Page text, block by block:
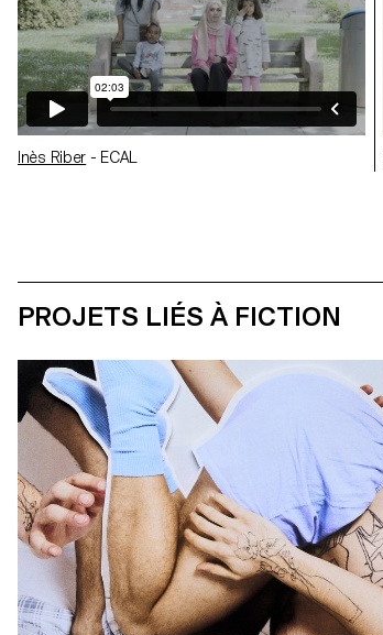
Inès Riber - ECAL
PROJETS LIÉS À FICTION